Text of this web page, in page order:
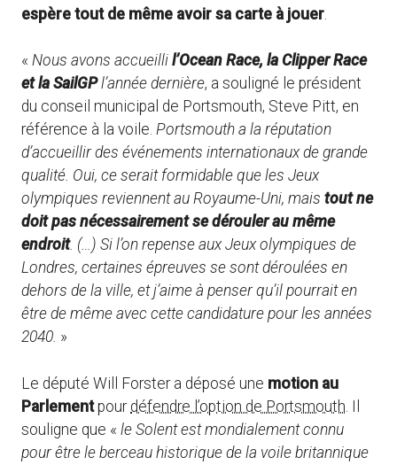
espère tout de même avoir sa carte à jouer
« Nous avons accueilli l’Ocean Race, la Clipper Race
et la SailGPl’année dernière, a souligné le président
du conseil municipal de Portsmouth, Steve Pitt, en
référence à la voile. Portsmouth a la réputation
d’accueillir des événements internationaux de grande
qualité. Oui, ce serait formidable que les Jeux
olympiques reviennent au Royaume-Uni, mais tout ne
doit pas nécessairement se dérouler au même
endroit. (…) Si l’on repense aux Jeux olympiques de
Londres, certaines épreuves se sont déroulées en
dehors de la ville, et j’aime à penser qu’il pourrait en
être de même avec cette candidature pour les années
2040. »
Le député Will Forster a déposé une motion au
Parlementpour défendre l’option de Portsmouth . Il
souligne que « le Solent est mondialement connu
pour être le berceau historique de la voile britannique